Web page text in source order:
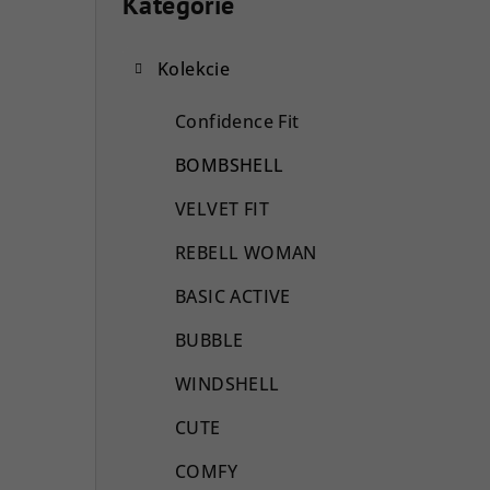
kategórie
Kolekcie
Confidence Fit
BOMBSHELL
VELVET FIT
REBELL WOMAN
BASIC ACTIVE
BUBBLE
WINDSHELL
CUTE
COMFY